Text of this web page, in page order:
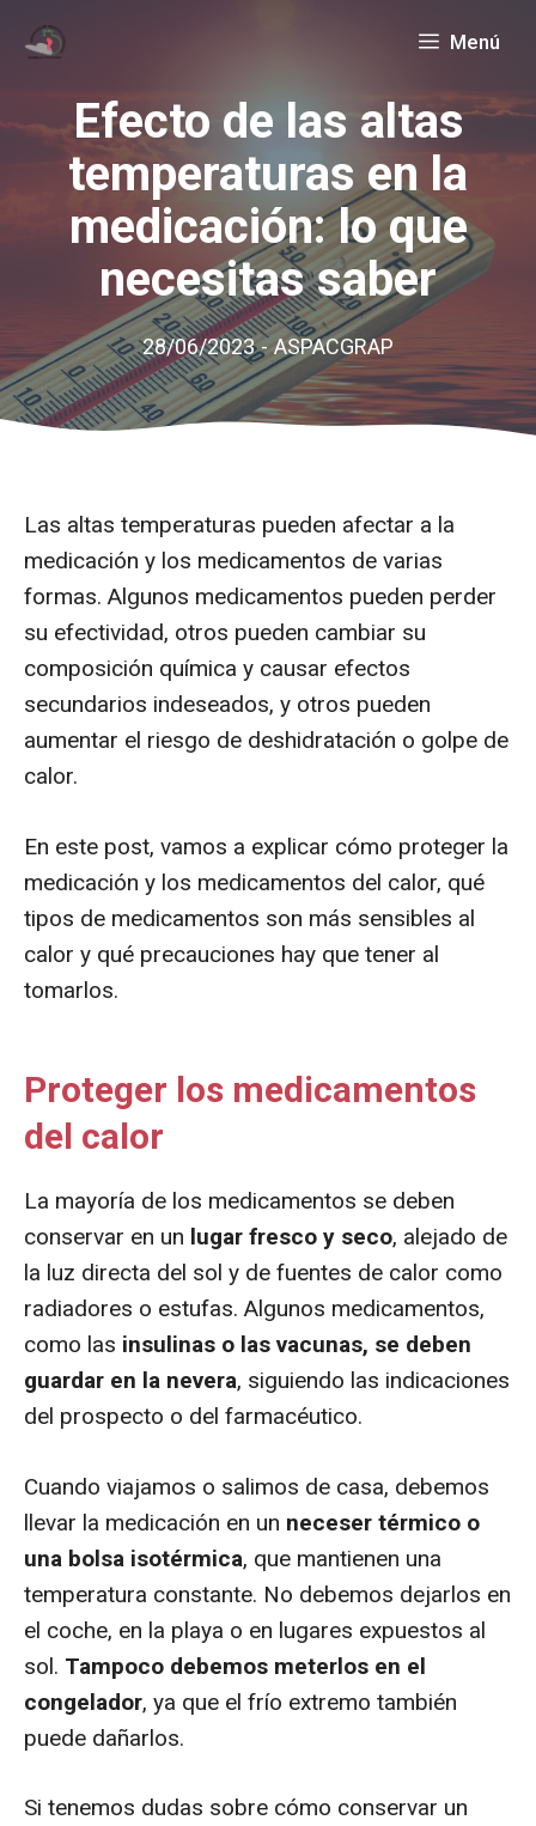
Menú
Efecto de las altas
temperaturas en la
medicación: lo que
necesitas saber
28/06/2023 - ASPACGRAP
Las altas temperaturas pueden afectar a la
medicación y los medicamentos de varias
formas. Algunos medicamentos pueden perder
su efectividad, otros pueden cambiar su
composición química y causar efectos
secundarios indeseados, y otros pueden
aumentar el riesgo de deshidratación o golpe de
calor.
En este post, vamos a explicar cómo proteger la
medicación y los medicamentos del calor, qué
tipos de medicamentos son más sensibles al
calor y qué precauciones hay que tener al
tomarlos.
Proteger los medicamentos
del calor
La mayoría de los medicamentos se deben
conservar en un lugar fresco y seco, alejado de
la luz directa del sol y de fuentes de calor como
radiadores o estufas. Algunos medicamentos,
como las insulinas o las vacunas, se deben
guardar en la nevera, siguiendo las indicaciones
del prospecto o del farmacéutico.
Cuando viajamos o salimos de casa, debemos
llevar la medicación en un neceser térmico o
una bolsa isotérmica, que mantienen una
temperatura constante. No debemos dejarlos en
el coche, en la playa o en lugares expuestos al
sol. Tampoco debemos meterlos en el
congelador, ya que el frío extremo también
puede dañarlos.
Si tenemos dudas sobre cómo conservar un